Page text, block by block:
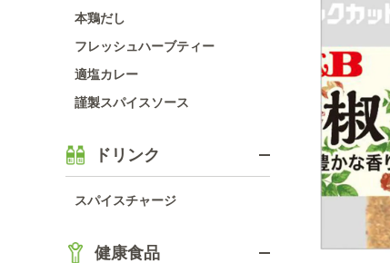
本鶏だし
フレッシュハーブティー
適塩カレー
謹製スパイスソース
ドリンク
スパイスチャージ
健康食品